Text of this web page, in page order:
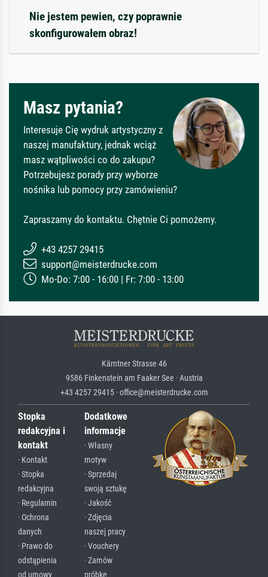
Nie jestem pewien, czy poprawnie
skonfigurowałem obraz!
Masz pytania?
Interesuje Cię wydruk artystyczny z
naszej manufaktury, jednak wciąż
masz wątpliwości co do zakupu?
Potrzebujesz porady przy wyborze
nośnika lub pomocy przy zamówieniu?
Zapraszamy do kontaktu. Chętnie Ci pomożemy.
+43 4257 29415
support@meisterdrucke.com
Mo-Do: 7:00 - 16:00 | Fr: 7:00 - 13:00
Kärntner Strasse 46
9586 Finkenstein am Faaker See · Austria
+43 4257 29415 · office@meisterdrucke.com
Stopka
redakcyjna i
kontakt
· Kontakt
· Stopka
redakcyjna
· Regulamin
· Ochrona
danych
· Prawo do
odstąpienia
od umowy
Dodatkowe
informacje
· Własny
motyw
· Sprzedaj
swoją sztukę
· Jakość
· Zdjęcia
naszej pracy
· Vouchery
· Zamów
próbkę